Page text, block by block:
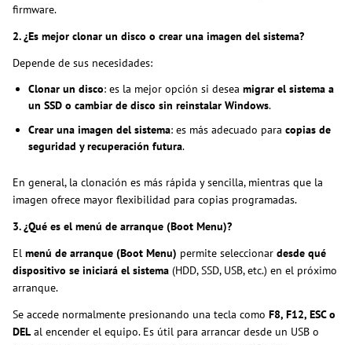
firmware.
2. ¿Es mejor clonar un disco o crear una imagen del sistema?
Depende de sus necesidades:
Clonar un disco: es la mejor opción si desea migrar el sistema a
un SSD o cambiar de disco sin reinstalar Windows.
Crear una imagen del sistema: es más adecuado para copias de
seguridad y recuperación futura.
En general, la clonación es más rápida y sencilla, mientras que la
imagen ofrece mayor flexibilidad para copias programadas.
3. ¿Qué es el menú de arranque (Boot Menu)?
El menú de arranque (Boot Menu) permite seleccionar desde qué
dispositivo se iniciará el sistema (HDD, SSD, USB, etc.) en el próximo
arranque.
Se accede normalmente presionando una tecla como F8, F12, ESC o
DEL al encender el equipo. Es útil para arrancar desde un USB o